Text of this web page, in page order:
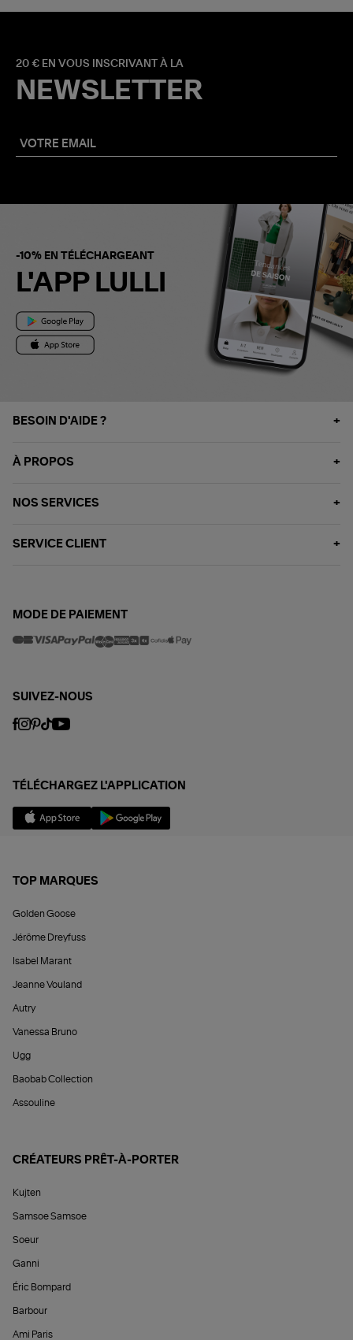
20 € EN VOUS INSCRIVANT À LA
NEWSLETTER
-10% EN TÉLÉCHARGEANT
L'APP LULLI
BESOIN D'AIDE ?
À PROPOS
NOS SERVICES
SERVICE CLIENT
MODE DE PAIEMENT
SUIVEZ-NOUS
TÉLÉCHARGEZ L'APPLICATION
TOP MARQUES
Golden Goose
Jérôme Dreyfuss
Isabel Marant
Jeanne Vouland
Autry
Vanessa Bruno
Ugg
Baobab Collection
Assouline
CRÉATEURS PRÊT-À-PORTER
Kujten
Samsoe Samsoe
Soeur
Ganni
Éric Bompard
Barbour
Ami Paris